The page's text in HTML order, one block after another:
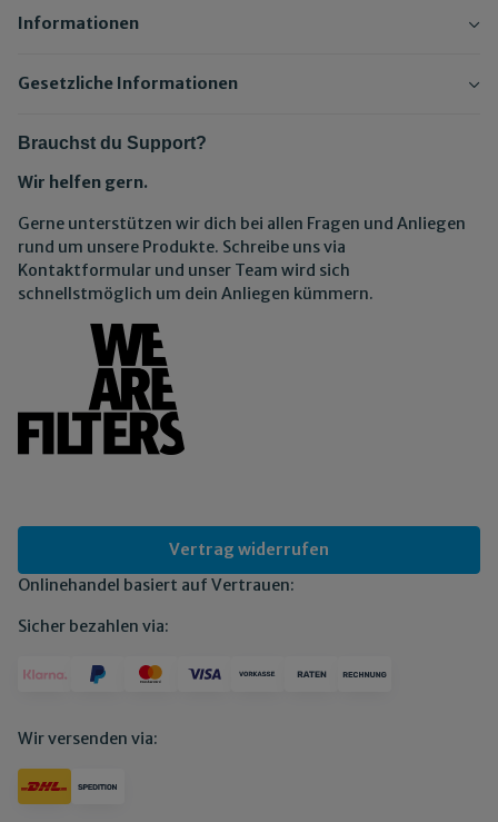
Informationen
Gesetzliche Informationen
Brauchst du Support?
Wir helfen gern.
Gerne unterstützen wir dich bei allen Fragen und Anliegen
rund um unsere Produkte. Schreibe uns via
Kontaktformular und unser Team wird sich
schnellstmöglich um dein Anliegen kümmern.
Vertrag widerrufen
Onlinehandel basiert auf Vertrauen:
Sicher bezahlen via:
Wir versenden via: